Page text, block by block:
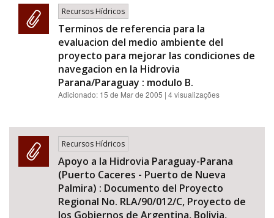
Recursos Hídricos
Terminos de referencia para la
evaluacion del medio ambiente del
proyecto para mejorar las condiciones de
navegacion en la Hidrovia
Parana/Paraguay : modulo B.
Adicionado: 15 de Mar de 2005 | 4 visualizações
Recursos Hídricos
Apoyo a la Hidrovia Paraguay-Parana
(Puerto Caceres - Puerto de Nueva
Palmira) : Documento del Proyecto
Regional No. RLA/90/012/C, Proyecto de
los Gobiernos de Argentina, Bolivia,